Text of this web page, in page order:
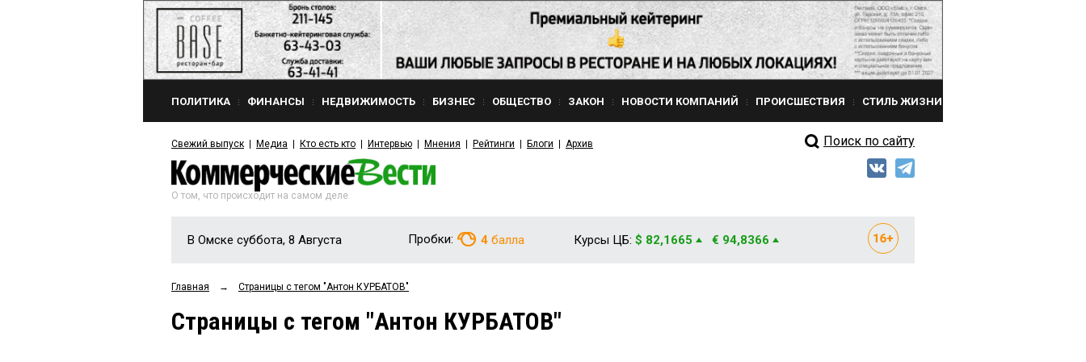
ПОЛИТИКА ФИНАНСЫ НЕДВИЖИМОСТЬ БИЗНЕС ОБЩЕСТВО ЗАКОН НОВОСТИ КОМПАНИЙ ПРОИСШЕСТВИЯ СТИЛЬ ЖИЗНИ
Свежий выпуск Медиа Кто есть кто Интервью Мнения Рейтинги Блоги Архив Поиск по сайту
О том, что происходит на самом деле
В Омске суббота, 8 Августа Пробки: 4 балла Курсы ЦБ: $ 82,1665 € 94,8366
Главная → Страницы c тегом "Антон КУРБАТОВ"
Страницы c тегом "Антон КУРБАТОВ"